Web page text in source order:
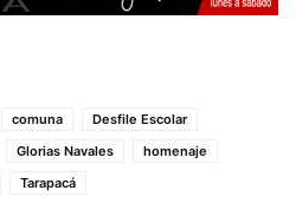
comuna
Desfile Escolar
Glorias Navales
homenaje
Tarapacá